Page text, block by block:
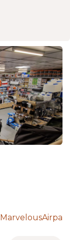
MarvelousAirpass